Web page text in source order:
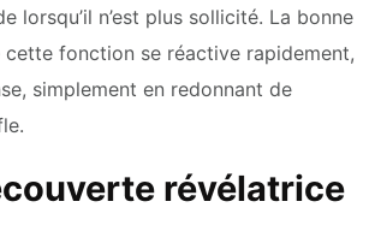
lorsqu’il n’est plus sollicité. La bonne
cette fonction se réactive rapidement,
simplement en redonnant de
révélatrice